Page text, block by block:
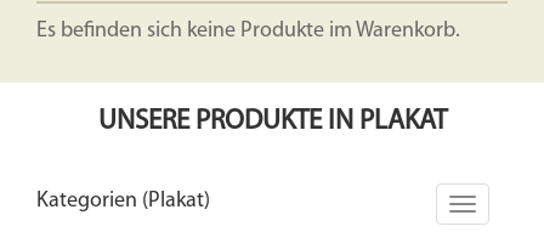
Es befinden sich keine Produkte im Warenkorb.
UNSERE PRODUKTE IN PLAKAT
Kategorien (Plakat)